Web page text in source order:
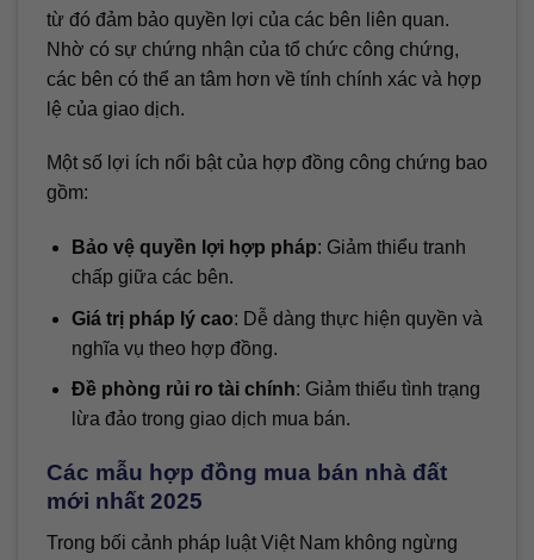
từ đó đảm bảo quyền lợi của các bên liên quan.
Nhờ có sự chứng nhận của tổ chức công chứng,
các bên có thể an tâm hơn về tính chính xác và hợp
lệ của giao dịch.
Một số lợi ích nổi bật của hợp đồng công chứng bao
gồm:
Bảo vệ quyền lợi hợp pháp: Giảm thiểu tranh
chấp giữa các bên.
Giá trị pháp lý cao: Dễ dàng thực hiện quyền và
nghĩa vụ theo hợp đồng.
Đề phòng rủi ro tài chính: Giảm thiểu tình trạng
lừa đảo trong giao dịch mua bán.
Các mẫu hợp đồng mua bán nhà đất
mới nhất 2025
Trong bối cảnh pháp luật Việt Nam không ngừng